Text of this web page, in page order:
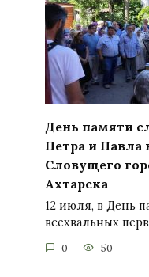
День памяти
Петра и Павла
Словущего
Ахтарска
12 июля, в День
всехвальных
0 50